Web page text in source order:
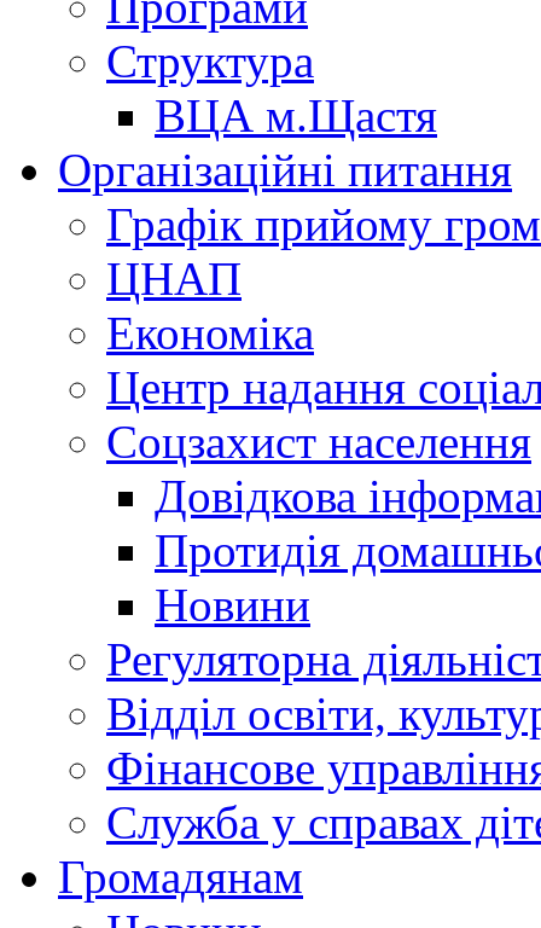
Структура
ВЦА м.Щастя
Організаційні питання
Графік прийому
ЦНАП
Економіка
Центр надання
Соцзахист населення
Довідкова
Протидія
Новини
Регуляторна
Відділ освіти,
Фінансове
Служба у справах
Громадянам